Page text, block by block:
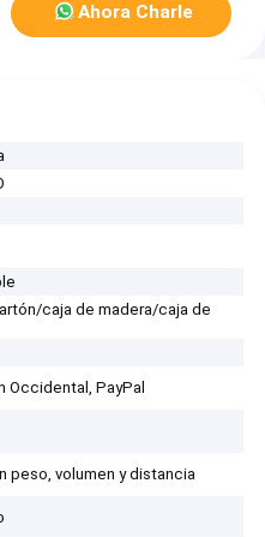
Ahora Charle
caja de madera/caja de
Occidental, PayPal
peso, volumen y distancia